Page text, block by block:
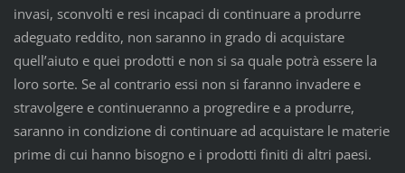
invasi, sconvolti e resi incapaci di continuare a produrre
adeguato reddito, non saranno in grado di acquistare
quell’aiuto e quei prodotti e non si sa quale potrà essere la
loro sorte. Se al contrario essi non si faranno invadere e
stravolgere e continueranno a progredire e a produrre,
saranno in condizione di continuare ad acquistare le materie
prime di cui hanno bisogno e i prodotti finiti di altri paesi.